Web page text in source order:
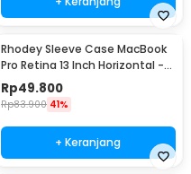
Rhodey Sleeve Case MacBook
Pro Retina 13 Inch Horizontal -
C2202
Rp49.800
Rp83.900 41%
+ Keranjang